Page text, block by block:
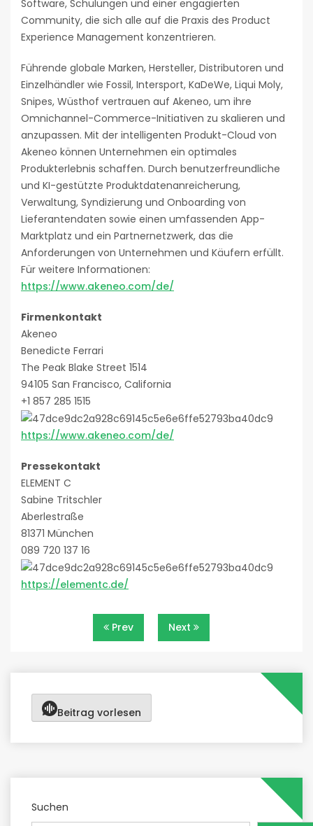
Software, Schulungen und einer engagierten
Community, die sich alle auf die Praxis des Product
Experience Management konzentrieren.
Führende globale Marken, Hersteller, Distributoren und
Einzelhändler wie Fossil, Intersport, KaDeWe, Liqui Moly,
Snipes, Wüsthof vertrauen auf Akeneo, um ihre
Omnichannel-Commerce-Initiativen zu skalieren und
anzupassen. Mit der intelligenten Produkt-Cloud von
Akeneo können Unternehmen ein optimales
Produkterlebnis schaffen. Durch benutzerfreundliche
und KI-gestützte Produktdatenanreicherung,
Verwaltung, Syndizierung und Onboarding von
Lieferantendaten sowie einen umfassenden App-
Marktplatz und ein Partnernetzwerk, das die
Anforderungen von Unternehmen und Käufern erfüllt.
Für weitere Informationen:
https://www.akeneo.com/de/
Firmenkontakt
Akeneo
Benedicte Ferrari
The Peak Blake Street 1514
94105 San Francisco, California
+1 857 285 1515
https://www.akeneo.com/de/
Pressekontakt
ELEMENT C
Sabine Tritschler
Aberlestraße
81371 München
089 720 137 16
https://elementc.de/
Beitragsnavigation
Prev Next
Beitrag vorlesen
Suchen